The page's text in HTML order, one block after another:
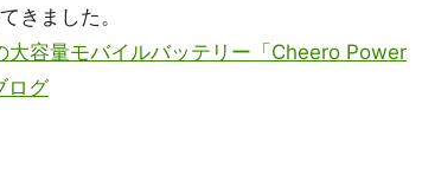
きました。
容量モバイルバッテリー「Cheero Power
ログ